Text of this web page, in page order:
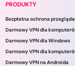
PRODUKTY
Bezpłatna ochrona
Darmowy VPN dla Windows
Darmowy VPN dla
Darmowy VPN na Androida